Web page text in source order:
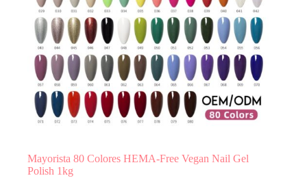
Mayorista 80 Colores HEMA-Free Vegan Nail Gel
Polish 1kg